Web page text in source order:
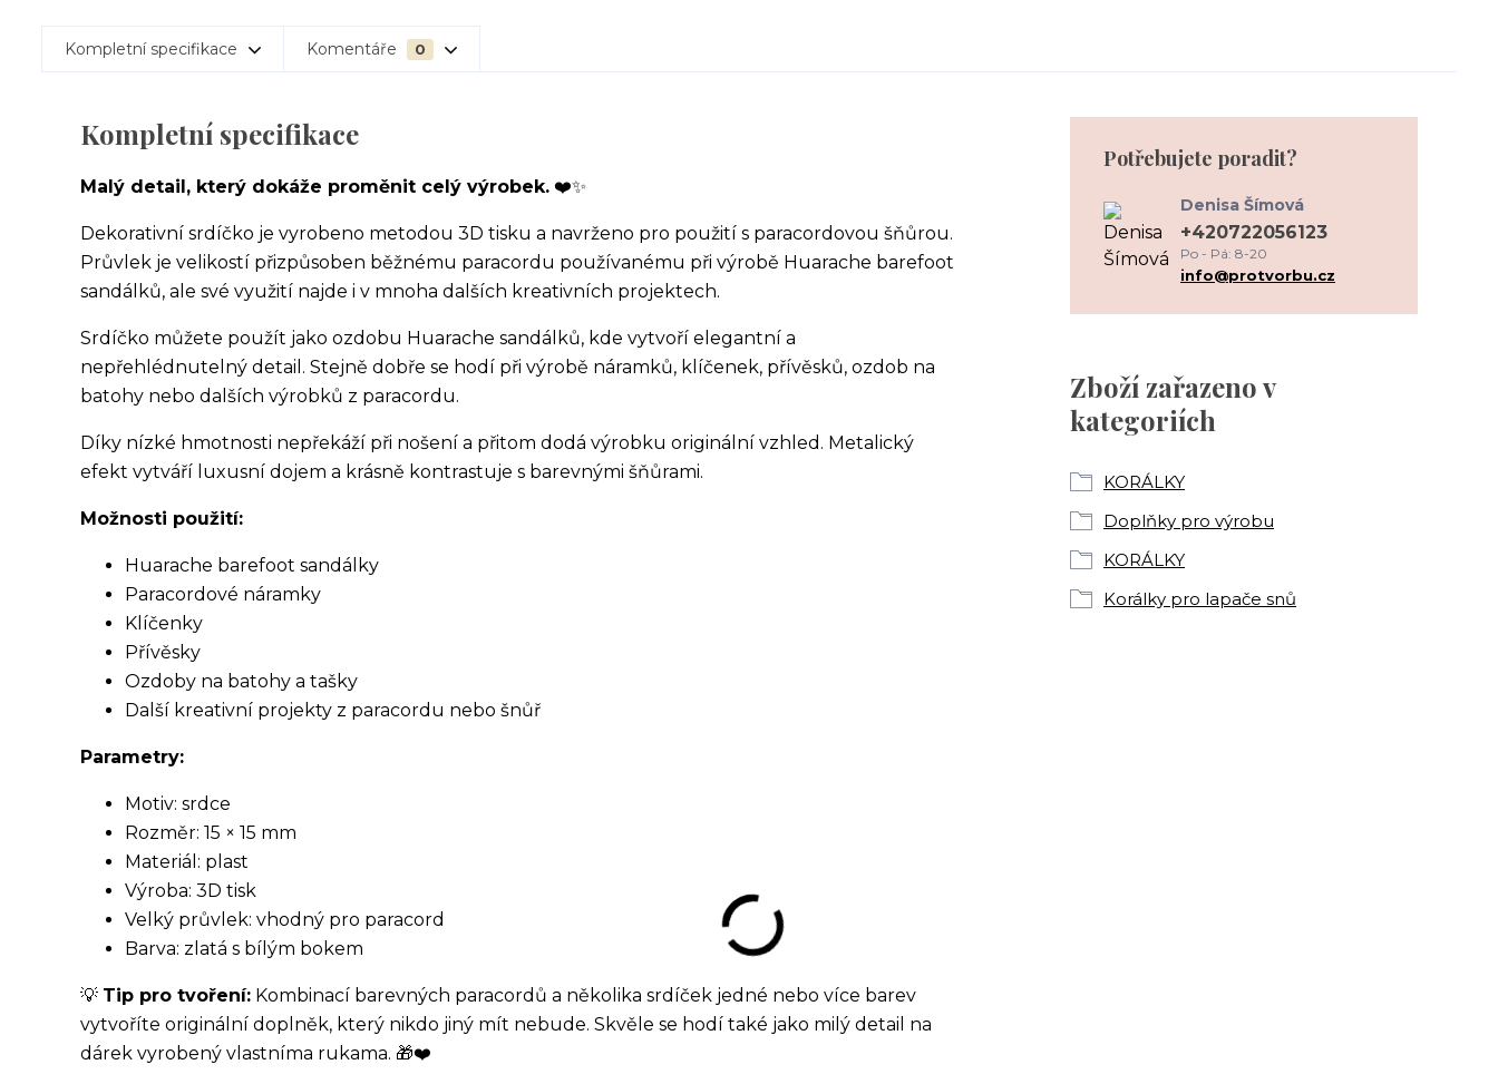
Kompletní specifikace Komentáře 0
Kompletní specifikace
Malý detail, který dokáže proměnit celý výrobek. ❤️✨
Dekorativní srdíčko je vyrobeno metodou 3D tisku a navrženo pro použití s paracordovou šňůrou.
Průvlek je velikostí přizpůsoben běžnému paracordu používanému při výrobě Huarache barefoot
sandálků, ale své využití najde i v mnoha dalších kreativních projektech.
Srdíčko můžete použít jako ozdobu Huarache sandálků, kde vytvoří elegantní a
nepřehlédnutelný detail. Stejně dobře se hodí při výrobě náramků, klíčenek, přívěsků, ozdob na
batohy nebo dalších výrobků z paracordu.
Díky nízké hmotnosti nepřekáží při nošení a přitom dodá výrobku originální vzhled. Metalický
efekt vytváří luxusní dojem a krásně kontrastuje s barevnými šňůrami.
Možnosti použití:
Huarache barefoot sandálky
Paracordové náramky
Klíčenky
Přívěsky
Ozdoby na batohy a tašky
Další kreativní projekty z paracordu nebo šnůř
Parametry:
Motiv: srdce
Rozměr: 15 × 15 mm
Materiál: plast
Výroba: 3D tisk
Velký průvlek: vhodný pro paracord
Barva: zlatá s bílým bokem
💡 Tip pro tvoření: Kombinací barevných paracordů a několika srdíček jedné nebo více barev
vytvoříte originální doplněk, který nikdo jiný mít nebude. Skvěle se hodí také jako milý detail na
dárek vyrobený vlastníma rukama. 🎁❤️
Zboží zařazeno v
kategoriích
KORÁLKY
Doplňky pro výrobu
KORÁLKY
Korálky pro lapače snů
Potřebujete poradit?
Denisa Šímová
+420722056123
Po - Pá: 8-20
info@protvorbu.cz